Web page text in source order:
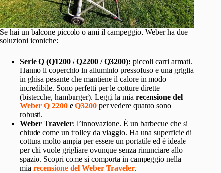
Se hai un balcone piccolo o ami il campeggio, Weber ha due
soluzioni iconiche:
Serie Q (Q1200 / Q2200 / Q3200): piccoli carri armati.
Hanno il coperchio in alluminio pressofuso e una griglia
in ghisa pesante che mantiene il calore in modo
incredibile. Sono perfetti per le cotture dirette
(bistecche, hamburger). Leggi la mia recensione del
Weber Q 2200 e Q3200 per vedere quanto sono
robusti.
Weber Traveler: l’innovazione. È un barbecue che si
chiude come un trolley da viaggio. Ha una superficie di
cottura molto ampia per essere un portatile ed è ideale
per chi vuole grigliare ovunque senza rinunciare allo
spazio. Scopri come si comporta in campeggio nella
mia recensione del Weber Traveler.